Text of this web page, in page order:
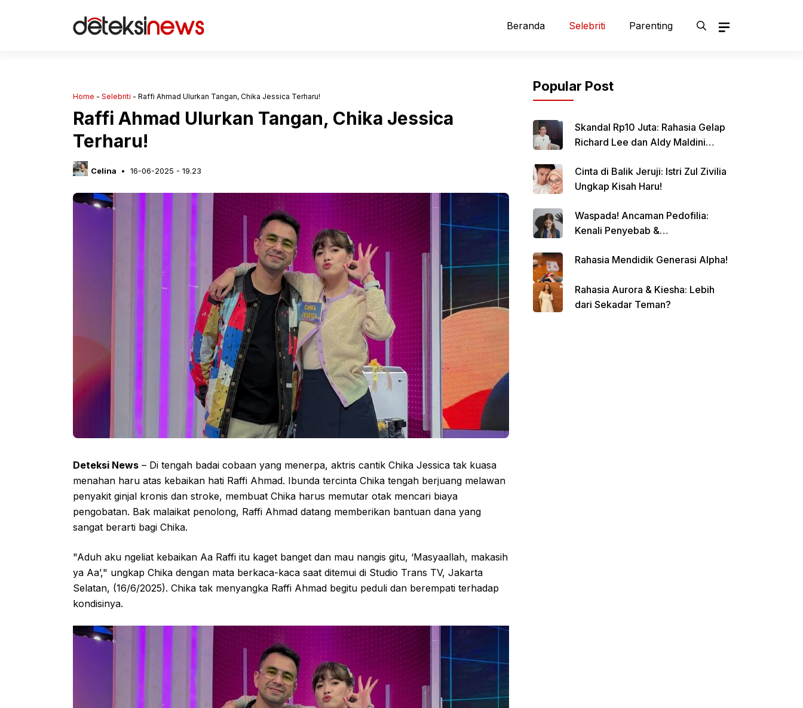
Beranda Selebriti Parenting
Home - Selebriti - Raffi Ahmad Ulurkan Tangan, Chika Jessica Terharu!
Raffi Ahmad Ulurkan Tangan, Chika Jessica
Terharu!
Celina 16-06-2025 - 19.23
Deteksi News – Di tengah badai cobaan yang menerpa, aktris cantik Chika Jessica tak kuasa
menahan haru atas kebaikan hati Raffi Ahmad. Ibunda tercinta Chika tengah berjuang melawan
penyakit ginjal kronis dan stroke, membuat Chika harus memutar otak mencari biaya
pengobatan. Bak malaikat penolong, Raffi Ahmad datang memberikan bantuan dana yang
sangat berarti bagi Chika.
"Aduh aku ngeliat kebaikan Aa Raffi itu kaget banget dan mau nangis gitu, ‘Masyaallah, makasih
ya Aa’," ungkap Chika dengan mata berkaca-kaca saat ditemui di Studio Trans TV, Jakarta
Selatan, (16/6/2025). Chika tak menyangka Raffi Ahmad begitu peduli dan berempati terhadap
kondisinya.
Popular Post
Skandal Rp10 Juta: Rahasia Gelap
Richard Lee dan Aldy Maldini
Cinta di Balik Jeruji: Istri Zul Zivilia
Ungkap Kisah Haru!
Waspada! Ancaman Pedofilia:
Kenali Penyebab &
Rahasia Mendidik Generasi Alpha!
Rahasia Aurora & Kiesha: Lebih
dari Sekadar Teman?